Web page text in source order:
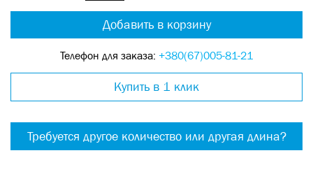
Добавить в корзину
Телефон для заказа: +380(67)005-81-21
Купить в 1 клик
Требуется другое количество или другая длина?